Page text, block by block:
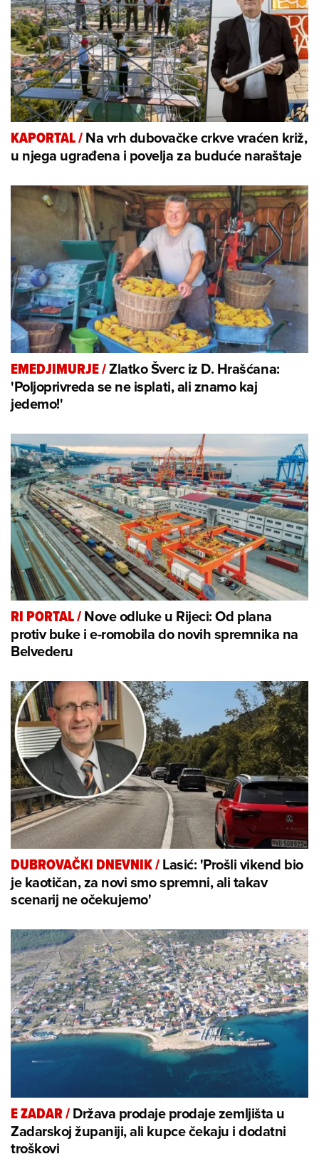
KAPORTAL/Na vrh dubovačke crkve vraćen križ,
u njega ugrađena i povelja za buduće naraštaje
EMEDJIMURJE/Zlatko Šverc iz D. Hrašćana:
'Poljoprivreda se ne isplati, ali znamo kaj
jedemo!'
RI PORTAL/Nove odluke u Rijeci: Od plana
protiv buke i e-romobila do novih spremnika na
Belvederu
DUBROVAČKI DNEVNIK/Lasić: 'Prošli vikend bio
je kaotičan, za novi smo spremni, ali takav
scenarij ne očekujemo'
E ZADAR/Država prodaje prodaje zemljišta u
Zadarskoj županiji, ali kupce čekaju i dodatni
troškovi